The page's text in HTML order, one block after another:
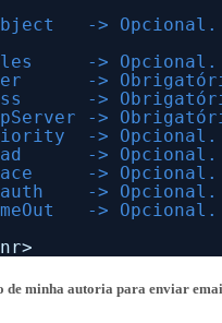
->
-> Opcional.
->
->
->
-> Opcional.
->
->
->
->
de minha autoria para enviar